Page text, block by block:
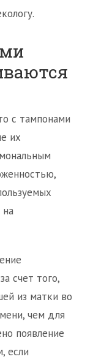
с тампонами
их
счет того,
из матки во
чем для
появление
если